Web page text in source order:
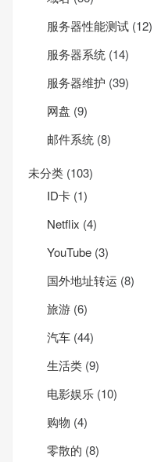
服务器性能测试 (12)
服务器系统 (14)
服务器维护 (39)
网盘 (9)
邮件系统 (8)
未分类 (103)
ID卡 (1)
Net­flix (4)
YouTube (3)
国外地址转运 (8)
旅游 (6)
汽车 (44)
生活类 (9)
电影娱乐 (10)
购物 (4)
零散的 (8)